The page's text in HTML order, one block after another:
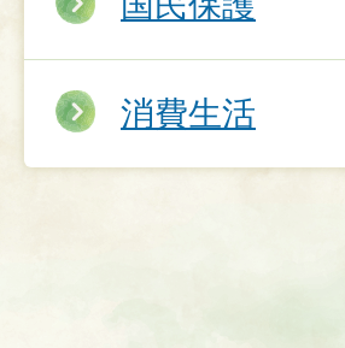
消費生活